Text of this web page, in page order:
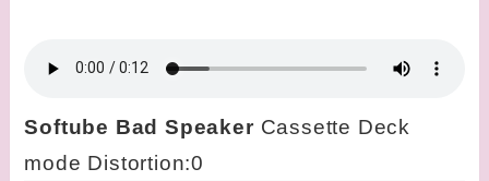
Softube Bad Speaker Cassette Deck
mode Distortion:0